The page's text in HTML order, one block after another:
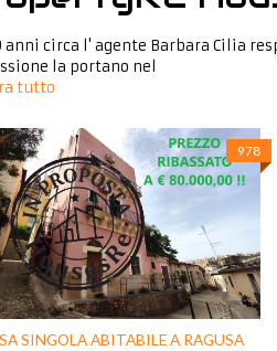
anni circa l' agente Barbara Cilia
la portano nel
tutto
978
SINGOLA ABITABILE A RAGUSA